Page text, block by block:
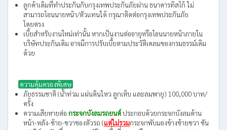
ลูกค้าเดิมที่ทำประกันกับกรุงเทพประกันภัยผ่าน ธนาคารทิสโก้ ไม่
สามารถโอนนายหน้า/ตัวแทนได้ กรุณาติดต่อกรุงเทพประกันภัย
โดยตรง
เบี้ยสำหรับงานใหม่เท่านั้น หากเป็นงานต่ออายุหรือโอนนายหน้าภายใน
บริษัทประกันเดิม อาจมีการปรับเบี้ยตามประวัติเคลมของกรมธรรม์เดิม
ด้วย
ความคุ้มครองพิเศษ
ภัยธรรมชาติ (น้ำท่วม แผ่นดินไหว ลูกเห็บ และลมพายุ) 100,000 บาท/
ครั้ง
ความเสียหายต่อ กระจกบังลมรถยนต์ประกอบด้วยกระจกบังลมด้าน
หน้า-หลัง-ซ้าย-ขวาของตัวรถ (แต่ไม่รวมกระจกพับมองข้างซ้ายขวา ซัน